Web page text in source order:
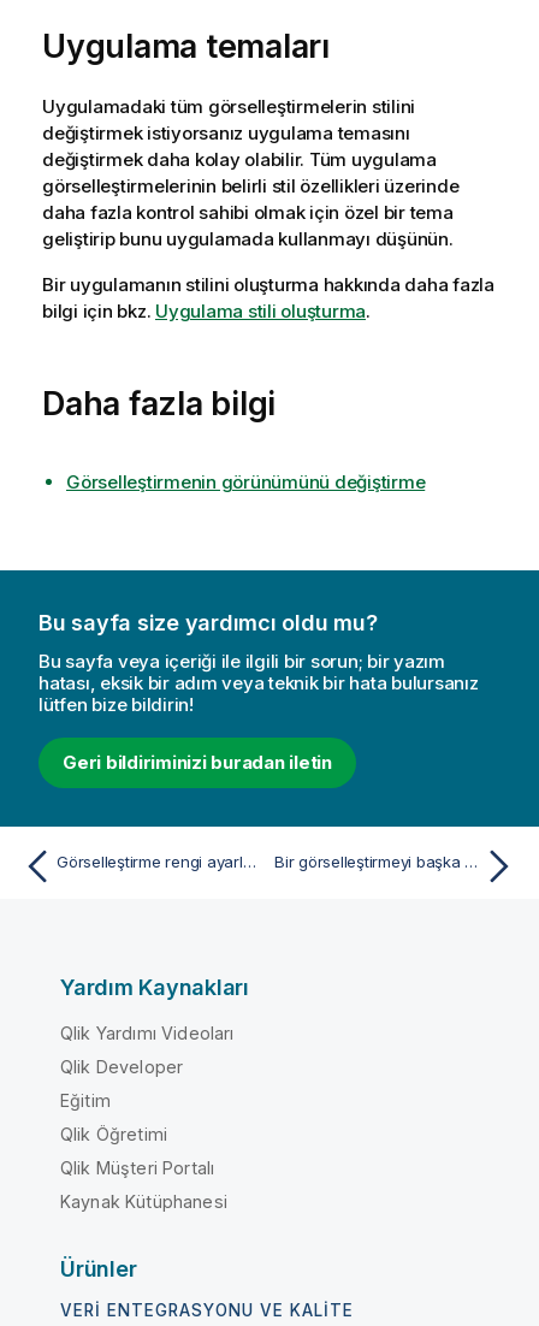
Uygulama temaları
Uygulamadaki tüm görselleştirmelerin stilini
değiştirmek istiyorsanız uygulama temasını
değiştirmek daha kolay olabilir. Tüm uygulama
görselleştirmelerinin belirli stil özellikleri üzerinde
daha fazla kontrol sahibi olmak için özel bir tema
geliştirip bunu uygulamada kullanmayı düşünün.
Bir uygulamanın stilini oluşturma hakkında daha fazla
bilgi için bkz. Uygulama stili oluşturma.
Daha fazla bilgi
Görselleştirmenin görünümünü değiştirme
Bu sayfa size yardımcı oldu mu?
Bu sayfa veya içeriği ile ilgili bir sorun; bir yazım
hatası, eksik bir adım veya teknik bir hata bulursanız
lütfen bize bildirin!
Geri bildiriminizi buradan iletin
Görselleştirme rengi ayarlarının örnekleri Bir görselleştirmeyi başka türden bir görselleştirmeye dönüştürme
Yardım Kaynakları
Qlik Yardımı Videoları
Qlik Developer
Eğitim
Qlik Öğretimi
Qlik Müşteri Portalı
Kaynak Kütüphanesi
Ürünler
VERI ENTEGRASYONU VE KALITE